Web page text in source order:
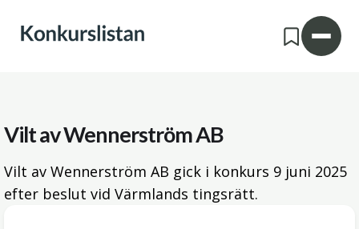
Vilt av Wennerström AB
Vilt av Wennerström AB gick i konkurs 9 juni 2025
efter beslut vid Värmlands tingsrätt.